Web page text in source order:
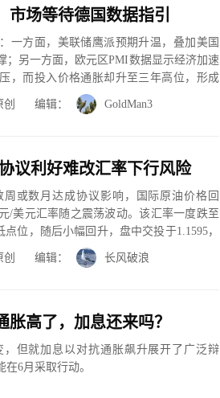
市场等待德国数据指引
一方面，美联储鹰派预期升温，叠加美国
；另一方面，欧元区PMI数据显示经济加速
，而投入价格通胀却升至三年高位，形成
创 编辑： GoldMan3
议利好难改汇率下行风险
或数月达成协议影响，国际原油价格回
/美元汇率随之震荡波动。该汇率一度跌至
位，随后小幅回升，盘中交投于1.1595，
创 编辑： 长风破浪
胀高了，加息还来吗？
但就加息以对抗通胀飙升展开了广泛辩
6月采取行动。